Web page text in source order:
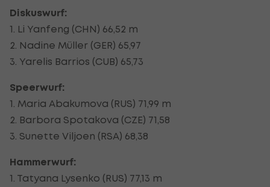
Diskuswurf:
1. Li Yanfeng (CHN) 66,52 m
2. Nadine Müller (GER) 65,97
3. Yarelis Barrios (CUB) 65,73
Speerwurf:
1. Maria Abakumova (RUS) 71,99 m
2. Barbora Spotakova (CZE) 71,58
3. Sunette Viljoen (RSA) 68,38
Hammerwurf:
1. Tatyana Lysenko (RUS) 77,13 m